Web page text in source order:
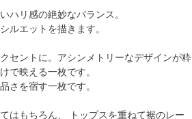
ハリ感の絶妙なバランス。
ルエットを描きます。
セントに。アシンメトリーなデザインが粋
で映える一枚です。
さを宿す一枚です。
はもちろん、 トップスを重ねて裾のレー